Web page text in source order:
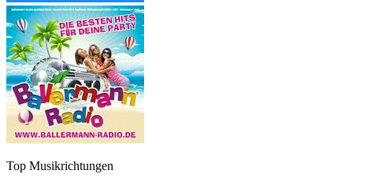
Top Musikrichtungen